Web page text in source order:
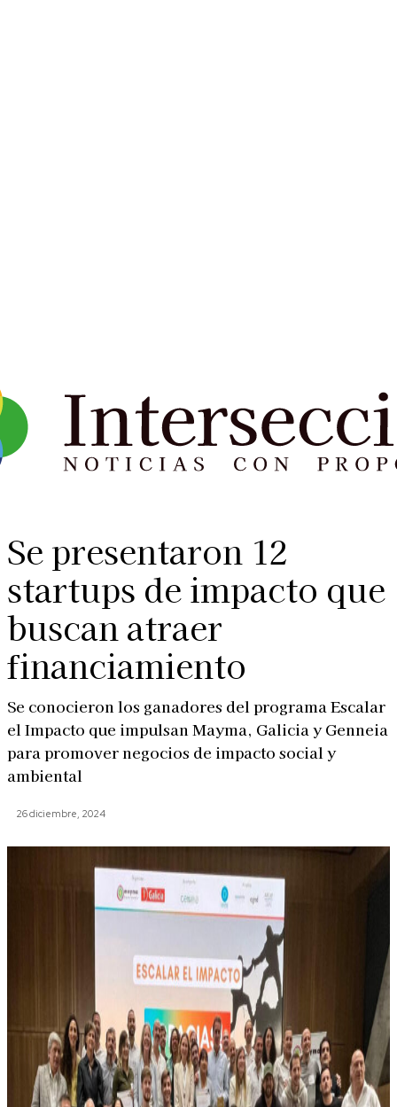
Se presentaron 12
startups de impacto que
buscan atraer
financiamiento
Se conocieron los ganadores del programa Escalar
el Impacto que impulsan Mayma, Galicia y Genneia
para promover negocios de impacto social y
ambiental
26 diciembre, 2024